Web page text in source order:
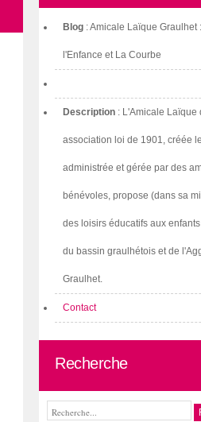
Blog : Amicale Laïque Graulhet
l'Enfance et La Courbe
Description : L'Amicale Laïque
association loi de 1901, créée
administrée et gérée par des
bénévoles, propose (dans sa
des loisirs éducatifs aux
du bassin graulhétois et de
Graulhet.
Contact
Recherche